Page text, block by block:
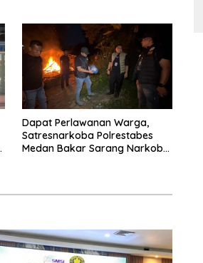
Dapat Perlawanan Warga,
Satresnarkoba Polrestabes
Medan Bakar Sarang Narkoba